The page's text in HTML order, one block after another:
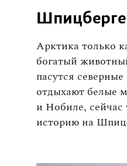
Арктика только
богатый
пасутся
отдыхают белые
и Нобиле,
историю на